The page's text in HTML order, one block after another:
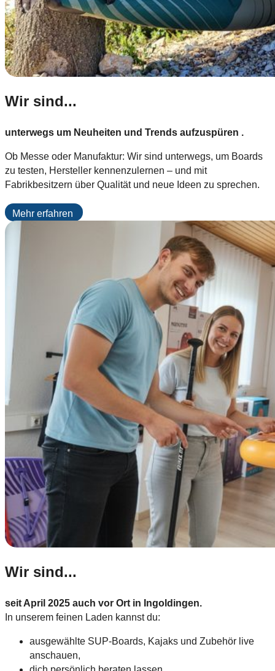
Wir sind...
unterwegs um Neuheiten und Trends aufzuspüren .
Ob Messe oder Manufaktur: Wir sind unterwegs, um Boards
zu testen, Hersteller kennenzulernen – und mit
Fabrikbesitzern über Qualität und neue Ideen zu sprechen.
Mehr erfahren
Wir sind...
seit April 2025 auch vor Ort in Ingoldingen.
In unserem feinen Laden kannst du:
ausgewählte SUP-Boards, Kajaks und Zubehör live
anschauen,